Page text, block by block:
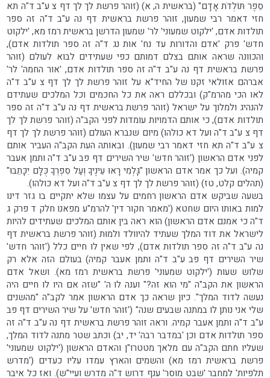
סֵפֶר תּוֹלְדֹת אָדָם" (בראשית ה, א) (זוהר פרשת לך לך דף צ ע"ב ד"ה תא
חזי דאמר רבי שמעון, זוהר פרשת בראשית דף נה ע"ב ד"ה זה ספר
תולדות אדם, 'ילקוט שמעוני' לר' שמעון הדרשן בראשית רמז מא, 'ילקוט
חדש' פרק 'אדם והדורות עד נח' אות נג ד"ה זה ספר תולדות אדם),
והכוונה שראה אותם בצלם דמותם כפי שעתידים לבוא לעולם (זוהר
פרשת בראשית דף נה ע"ב ד"ה זה ספר תולדות אדם, 'אור החמה' לר'
אברהם אזולאי זקנו של החיד"א על זוהר פרשת לך לך דף צ ע"ב ד"ה
לאו הכי מהרמ"ק) ובכללם ראה את כל החכמים וכל המלכים שעתידם
להנהיג ולמלוך על ישראל (זוהר פרשת בראשית דף נה ע"ב ד"ה זה ספר
תולדות אדם), כי אותם הדמויות עומדות לפני הקב"ה (זוהר פרשת לך לך
דף צ ע"ב ד"ה ועל דא כולהו) מיום שנברא העולם (זוהר פרשת לך לך דף
צ ע"ב ד"ה תא חזי דאמר רבי שמעון). ובאותה העת הקב"ה העביר אותם
לפני אדם הראשון ('זוהר חדש' שיר השירים דף פב ע"ב ד"ה ותמן אעבר
קמיה). ועל כך אמר אדם הראשון "גָּלְמִי רָאוּ עֵינֶיךָ וְעַל סִפְרְךָ כֻּלָּם יִכָּתֵבוּ"
(תהלים קלט, טז) (זוהר פרשת לך לך דף צ ע"ב ד"ה ועל דא כולהו).
בשעה שביקש אדם הראשון רחמים על עצמו שלא יתקיים בו גזר דינו
למות באותו היום שחטא ('מאמר חקור דין' להרמ"ע מפאנו חלק ד פרק ג
ד"ה כי אמנם אדם הראשון) הוא ראה בין אותם המלכים שעתידים להיות
לישראל את דוד המלך שעתיד להיוולד ולמוּת (זוהר פרשת בראשית דף
נה ע"ב ד"ה זה ספר תולדות אדם), לפי שאין לו חיים כלל ('זוהר חדש'
שיר השירים דף פב ע"ב ד"ה ותמן אעבר קמיה) בעולם הזה אלא רק
שלוש שעות ('ילקוט שמעוני' פרשת בראשית רמז מא). ושאל אדם
הראשון את הקב"ה "מי הוא זה?" וענה לו ה' "שזה אם היו לו חיים היה
נעשה לדוד המלך". כיון שראה כך אדם הראשון אמר לקב"ה "מהשנים
שלי אני נותן לו במתנה שבעים שנה" ('זוהר חדש' על שיר השירים דף פב
ע"ב ד"ה ותמן אעבר קמיה. וראה זוהר פרשת בראשית דף נה ע"ב ד"ה זה
ספר תולדות אדם וכן 'במדבר רבה' יד, יב) וכתב שטר מתנה לדוד המלך,
שעליו חתם הקב"ה עם מלאך מטטרו"ן והאדם הראשון ('ילקוט שמעוני'
פרשת בראשית רמז מא) והשמים והארץ עמדו עליו כעדים ('מדרש
תלפיות' למחבר 'שבט מוסר' ענף דרוש ד"ה מדרש ועיי"ש). ואז כל איבר